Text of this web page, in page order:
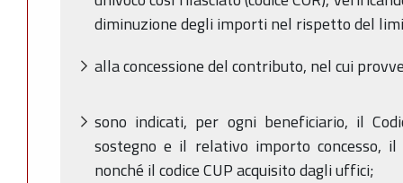
diminuzione degli importi nel rispetto del
alla concessione del contributo, nel cui
sono indicati, per ogni beneficiario, il
sostegno e il relativo importo concesso,
nonché il codice CUP acquisito dagli uffici;